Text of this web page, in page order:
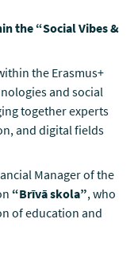
the “Social Vibes &
the Erasmus+
and social
together experts
and digital fields
Manager of the
“Brīvā skola”, who
of education and